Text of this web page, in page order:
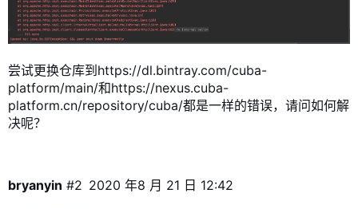
尝试更换仓库到https://dl.bintray.com/cuba-
platform/main/和https://nexus.cuba-
platform.cn/repository/cuba/都是一样的错误，请问如何解
决呢？
bryanyin 2020 年8 月 21 日 12:42
#2